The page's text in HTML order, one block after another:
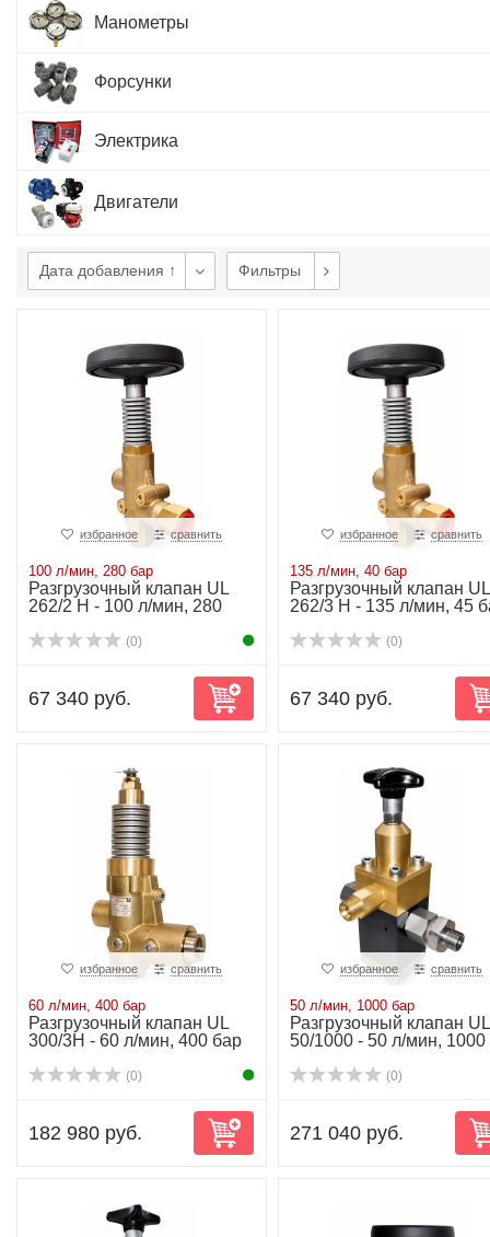
Манометры
Форсунки
Электрика
Двигатели
Дата добавления ↑ Фильтры
избранное сравнить
100 л/мин, 280 бар
Разгрузочный клапан UL
262/2 H - 100 л/мин, 280
(0)
67 340 руб.
избранное сравнить
135 л/мин, 40 бар
Разгрузочный клапан UL
262/3 H - 135 л/мин, 45
(0)
67 340 руб.
избранное сравнить
60 л/мин, 400 бар
Разгрузочный клапан UL
300/3H - 60 л/мин, 400 бар
(0)
182 980 руб.
избранное сравнить
50 л/мин, 1000 бар
Разгрузочный клапан UL
50/1000 - 50 л/мин, 1000
(0)
271 040 руб.